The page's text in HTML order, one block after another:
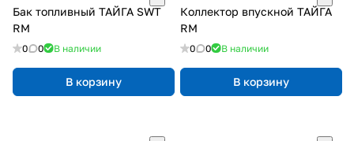
Бак топливный ТАЙГА SWT
RM
0 0 В наличии
В корзину
Коллектор впускной ТАЙГА
RM
0 0 В наличии
В корзину